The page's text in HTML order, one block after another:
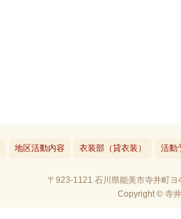
地区活動内容 衣装部（貸衣装） 活動
〒923-1121 石川県能美市寺井町
Copyright © 寺